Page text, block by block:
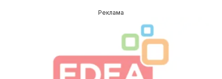
Реклама